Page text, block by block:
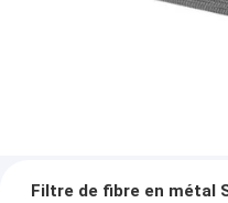
Filtre de fibre en métal